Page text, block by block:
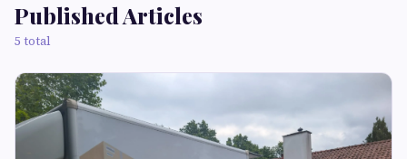
Published Articles
5 total